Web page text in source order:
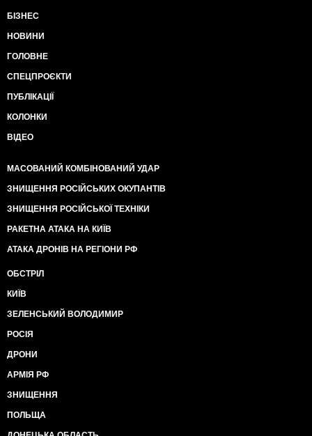
БІЗНЕС
НОВИНИ
ГОЛОВНЕ
СПЕЦПРОЄКТИ
ПУБЛІКАЦІЇ
КОЛОНКИ
ВІДЕО
МАСОВАНИЙ КОМБІНОВАНИЙ УДАР
ЗНИЩЕННЯ РОСІЙСЬКИХ ОКУПАНТІВ
ЗНИЩЕННЯ РОСІЙСЬКОЇ ТЕХНІКИ
РАКЕТНА АТАКА НА КИЇВ
АТАКА ДРОНІВ НА РЕГІОНИ РФ
ОБСТРІЛ
КИЇВ
ЗЕЛЕНСЬКИЙ ВОЛОДИМИР
РОСІЯ
ДРОНИ
АРМІЯ РФ
ЗНИЩЕННЯ
ПОЛЬЩА